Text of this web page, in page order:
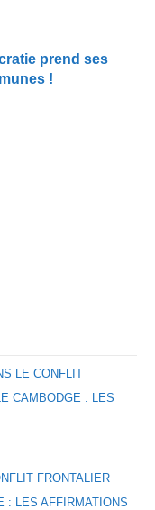
prend ses
!
LE CONFLIT
CAMBODGE : LES
FRONTALIER
: LES AFFIRMATIONS